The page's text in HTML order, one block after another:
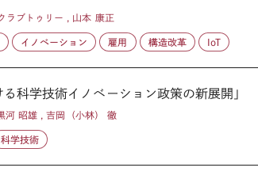
ラブトゥリー , 山本 康正
イノベーション 雇用 構造改革 IoT
科学技術イノベーション政策の新展開」
河 昭雄 , 吉岡（小林） 徹
科学技術